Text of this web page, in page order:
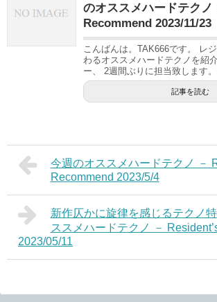
のオススメハードテクノ
Recommend 2023/11/23
こんばんは。TAK666です。 レ
わるオススメハードテクノを紹
ー、 2週間ぶりに担当致します。
記事を読む
今週のオススメハードテクノ －
Recommend 2023/5/4
新作仄かに旋律を感じるテクノ
ススメハードテクノ －
2023/05/11